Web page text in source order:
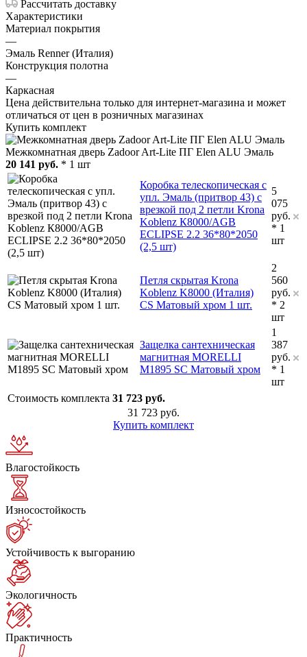
Рассчитать доставку
Характеристики
Материал покрытия
—
Эмаль Renner (Италия)
Конструкция полотна
—
Каркасная
Цена действительна только для интернет-магазина и может
отличаться от цен в розничных магазинах
Купить комплект
Межкомнатная дверь Zadoor Art-Lite ПГ Elen ALU Эмаль
20 141 руб. * 1 шт
Коробка телескопическая с
упл. Эмаль (притвор 43) с
врезкой под 2 петли Krona
Koblenz К8000/AGB
ECLIPSE 2.2 36*80*2050
(2,5 шт)
5
075
руб.
* 1
шт
Петля скрытая Krona
Koblenz K8000 (Италия)
СS Матовый хром 1 шт.
2
560
руб.
* 2
шт
Защелка сантехническая
магнитная MORELLI
M1895 SC Матовый хром
1
387
руб.
* 1
шт
Стоимость комплекта 31 723 руб.
31 723 руб.
Купить комплект
Влагостойкость
Износостойкость
Устойчивость к выгоранию
Экологичность
Практичность